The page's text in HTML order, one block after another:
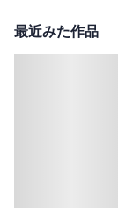
最近みた作品